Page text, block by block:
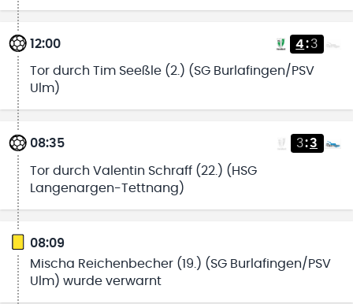
12:00 4:3
Tor durch Tim Seeßle (2.) (SG Burlafingen/PSV
Ulm)
08:35 3:3
Tor durch Valentin Schraff (22.) (HSG
Langenargen-Tettnang)
08:09
Mischa Reichenbecher (19.) (SG Burlafingen/PSV
Ulm) wurde verwarnt